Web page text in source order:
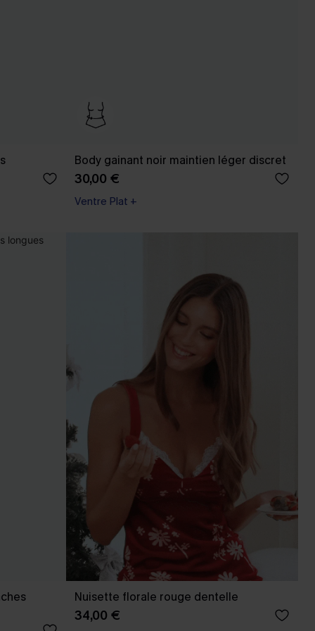
Body gainant noir maintien léger discret
30,00 €
Ventre Plat +
Nuisette florale rouge dentelle
34,00 €